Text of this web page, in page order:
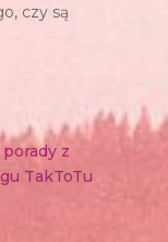
czy są
z
TakToTu